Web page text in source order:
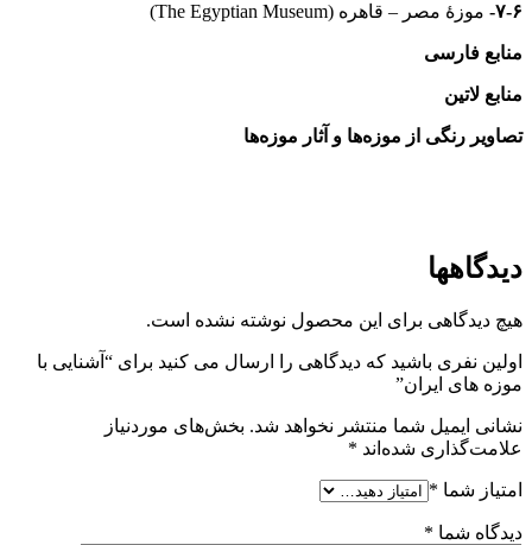
۷-۶- موزهٔ مصر – قاهره (The Egyptian Museum)
منابع فارسی
منابع لاتین
تصاویر رنگی از موزه‌ها و آثار موزه‌ها
دیدگاهها
هیچ دیدگاهی برای این محصول نوشته نشده است.
اولین نفری باشید که دیدگاهی را ارسال می کنید برای “آشنایی با
موزه های ایران”
نشانی ایمیل شما منتشر نخواهد شد. بخش‌های موردنیاز
علامت‌گذاری شده‌اند *
امتیاز شما *
دیدگاه شما *